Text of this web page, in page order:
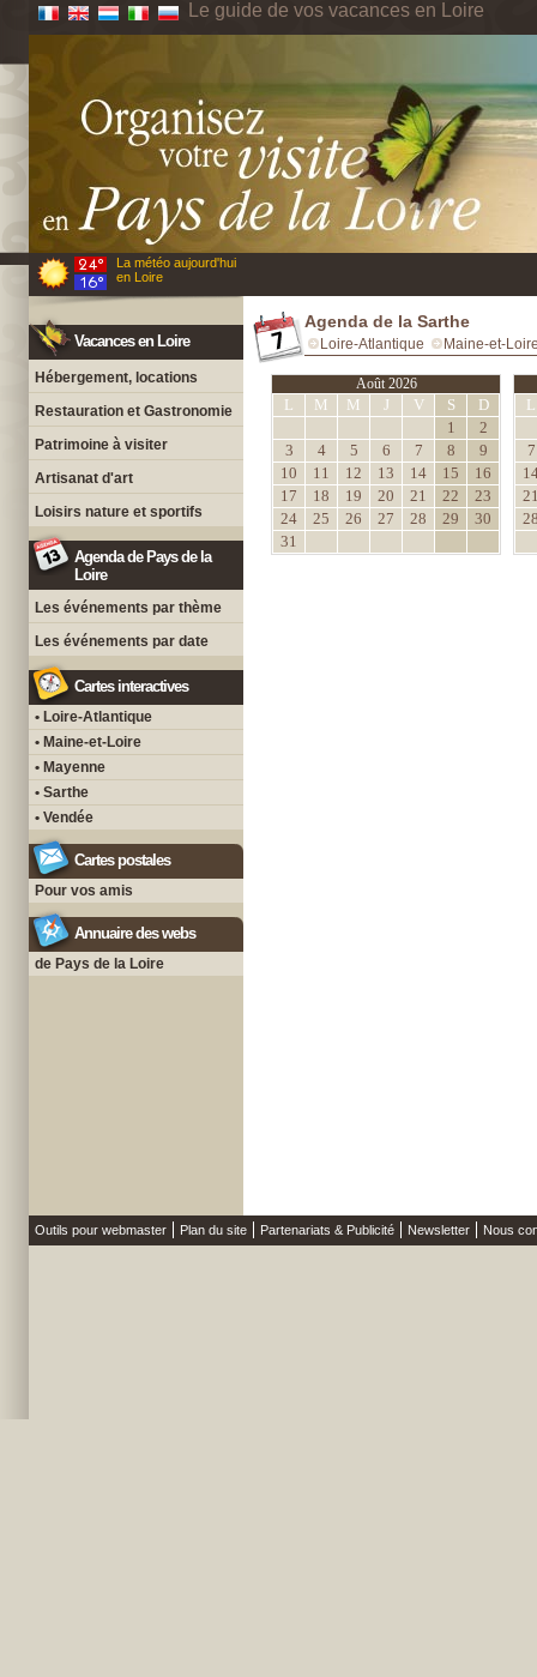
Le guide de vos vacances en Loire
La météo aujourd'hui
en Loire
Vacances en Loire
Hébergement, locations
Restauration et Gastronomie
Patrimoine à visiter
Artisanat d'art
Loisirs nature et sportifs
Agenda de Pays de la
Loire
Les événements par thème
Les événements par date
Cartes interactives
• Loire-Atlantique
• Maine-et-Loire
• Mayenne
• Sarthe
• Vendée
Cartes postales
Pour vos amis
Annuaire des webs
de Pays de la Loire
Agenda de la Sarthe
Loire-Atlantique Maine-et-
Août 2026
L M M J V S
D
1
2
3
4 5 6 7 8
9
10
11 12 13 14 15
16
17
18 19 20 21 22
23
24
25 26 27 28 29
30
31
L
7
Outils pour webmaster Plan du site Partenariats & Publicité Newsletter Nous